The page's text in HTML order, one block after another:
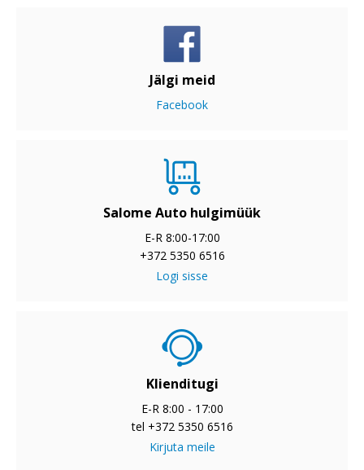
Jälgi meid
Facebook
Salome Auto hulgimüük
E-R 8:00-17:00
+372 5350 6516
Logi sisse
Klienditugi
E-R 8:00 - 17:00
tel +372 5350 6516
Kirjuta meile